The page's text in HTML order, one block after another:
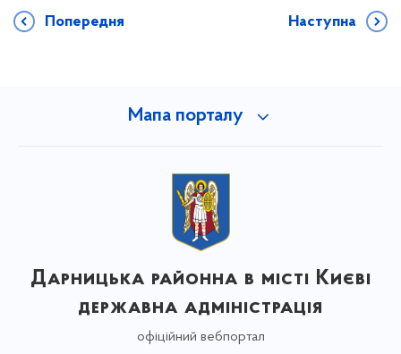
Попередня Наступна
Мапа порталу
Дарницька районна в місті Києві
державна адміністрація
офіційний вебпортал